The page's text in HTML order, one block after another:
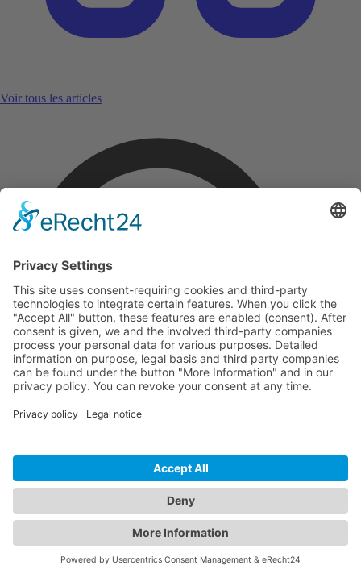
Voir tous les articles
Vérifiez votre site WordPress dès maintenant
InspectWP analyse votre site WordPress pour détecter les problèmes de
sécurité, de SEO, de conformité RGPD et de performance —